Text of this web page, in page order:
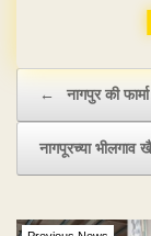
← नागपुर की
नागपूरच्या भीलगाव